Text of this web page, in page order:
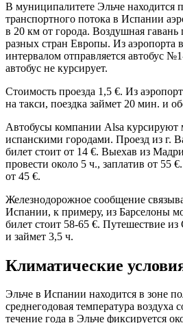
В муниципалитете Эльче находится
транспортного потока в Испании
в 20 км от города. Воздушная
разных стран Европы. Из аэропорта
интервалом отправляется автобус
автобус не курсирует.
Стоимость проезда 1,5 €. Из
на такси, поездка займет 20 мин. и
Автобусы компании Alsa курсируют
испанскими городами. Проезд из г.
билет стоит от 14 €. Выехав из
провести около 5 ч., заплатив от 55
от 45 €.
Железнодорожное сообщение
Испании, к примеру, из Барселоны
билет стоит 58-65 €. Путешествие
и займет 3,5 ч.
Климатические
Эльче в Испании находится в зоне
среднегодовая температура воздуха
течение года в Эльче фиксируется